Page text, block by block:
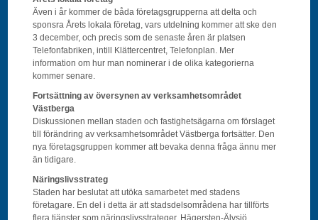
Även i år kommer de båda företagsgrupperna att delta och
sponsra Årets lokala företag, vars utdelning kommer att ske den
3 december, och precis som de senaste åren är platsen
Telefonfabriken, intill Klättercentret, Telefonplan. Mer
information om hur man nominerar i de olika kategorierna
kommer senare.
Fortsättning av översynen av verksamhetsområdet
Västberga
Diskussionen mellan staden och fastighetsägarna om förslaget
till förändring av verksamhetsområdet Västberga fortsätter. Den
nya företagsgruppen kommer att bevaka denna fråga ännu mer
än tidigare.
Näringslivsstrateg
Staden har beslutat att utöka samarbetet med stadens
företagare. En del i detta är att stadsdelsområdena har tillförts